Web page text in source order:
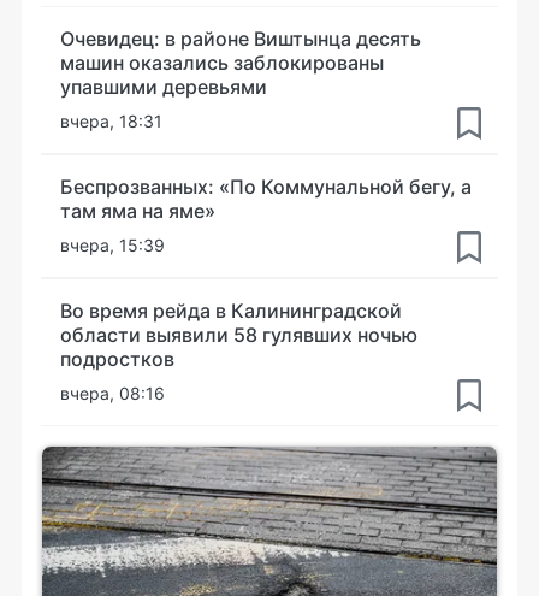
Очевидец: в районе Виштынца десять
машин оказались заблокированы
упавшими деревьями
вчера, 18:31
Беспрозванных: «По Коммунальной бегу, а
там яма на яме»
вчера, 15:39
Во время рейда в Калининградской
области выявили 58 гулявших ночью
подростков
вчера, 08:16